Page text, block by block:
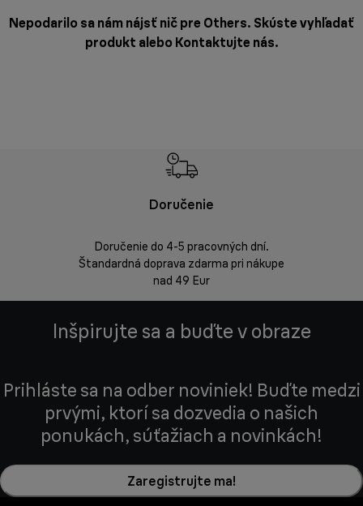
Nepodarilo sa nám nájsť nič pre Others. Skúste vyhľadať
produkt alebo Kontaktujte nás.
Doručenie
Doručenie do 4-5 pracovných dní.
Štandardná doprava zdarma pri nákupe
nad 49 Eur
Inšpirujte sa a buďte v obraze
Prihláste sa na odber noviniek! Buďte medzi
prvými, ktorí sa dozvedia o našich
ponukách, súťažiach a novinkách!
Zaregistrujte ma!